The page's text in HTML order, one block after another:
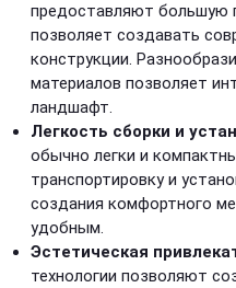
предоставляют большую
позволяет создавать
конструкции.
материалов позволяет
ландшафт.
Легкость сборки и
обычно легки и
транспортировку и
создания комфортного
удобным.
Эстетическая
технологии позволяют